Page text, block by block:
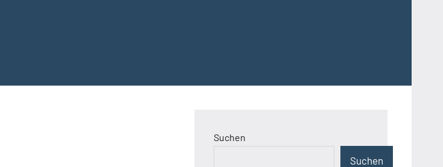
Suchen
Suchen